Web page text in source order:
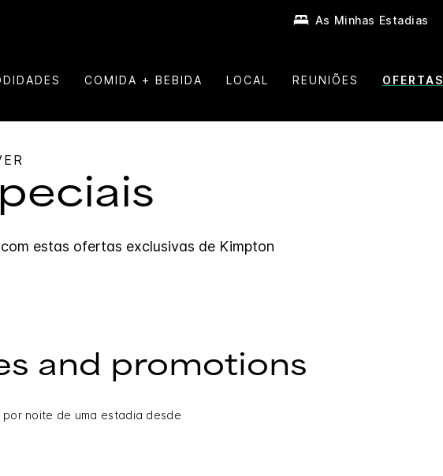
As Minhas Estadias
COMIDA + BEBIDA LOCAL REUNIÕES OFERTAS
estas ofertas exclusivas de Kimpton
and promotions
noite de uma estadia desde